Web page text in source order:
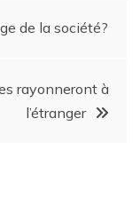
de la société?
rayonneront à
l’étranger